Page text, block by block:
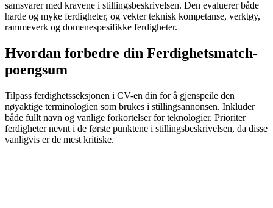
samsvarer med kravene i stillingsbeskrivelsen. Den evaluerer både
harde og myke ferdigheter, og vekter teknisk kompetanse, verktøy,
rammeverk og domenespesifikke ferdigheter.
Hvordan forbedre din Ferdighetsmatch-
poengsum
Tilpass ferdighetsseksjonen i CV-en din for å gjenspeile den
nøyaktige terminologien som brukes i stillingsannonsen. Inkluder
både fullt navn og vanlige forkortelser for teknologier. Prioriter
ferdigheter nevnt i de første punktene i stillingsbeskrivelsen, da disse
vanligvis er de mest kritiske.